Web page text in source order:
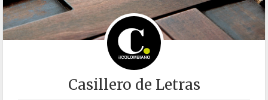
Casillero de Letras